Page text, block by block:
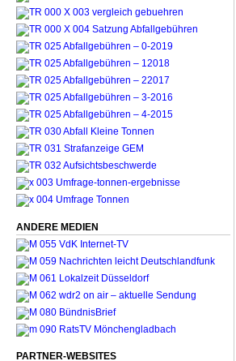
ANDERE MEDIEN
PARTNER-WEBSITES